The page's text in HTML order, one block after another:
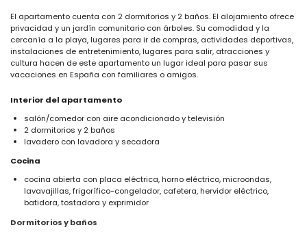
El apartamento cuenta con 2 dormitorios y 2 baños. El alojamiento ofrece
privacidad y un jardín comunitario con árboles. Su comodidad y la
cercanía a la playa, lugares para ir de compras, actividades deportivas,
instalaciones de entretenimiento, lugares para salir, atracciones y
cultura hacen de este apartamento un lugar ideal para pasar sus
vacaciones en España con familiares o amigos.
Interior del apartamento
salón/comedor con aire acondicionado y televisión
2 dormitorios y 2 baños
lavadero con lavadora y secadora
Cocina
cocina abierta con placa eléctrica, horno eléctrico, microondas,
lavavajillas, frigorífico-congelador, cafetera, hervidor eléctrico,
batidora, tostadora y exprimidor
Dormitorios y baños